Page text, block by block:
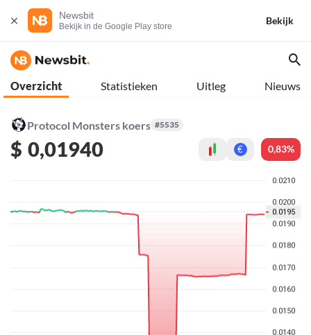
Newsbit
Bekijk in de Google Play store
Bekijk
Overzicht Statistieken Uitleg Nieuws
Protocol Monsters koers #5535
$ 0,01940 € 0,83%